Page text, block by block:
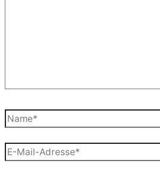
Name*
E-
Mail-